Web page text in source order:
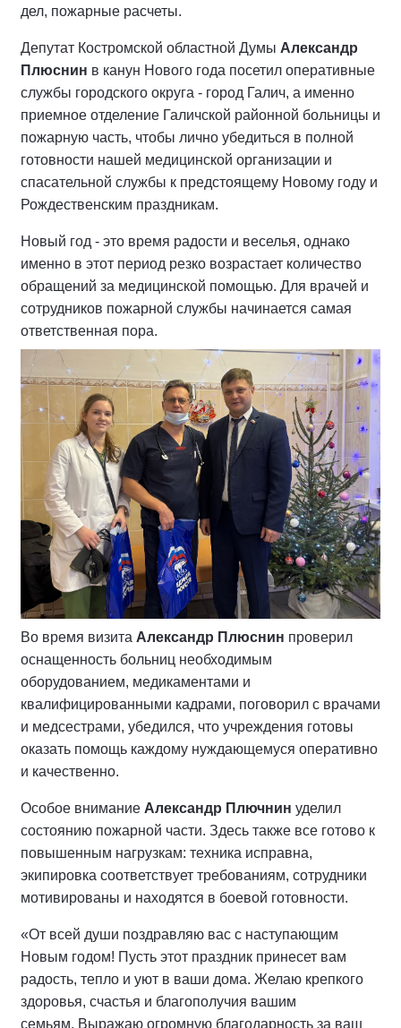
дел, пожарные расчеты.
Депутат Костромской областной Думы Александр
Плюснин в канун Нового года посетил оперативные
службы городского округа - город Галич, а именно
приемное отделение Галичской районной больницы и
пожарную часть, чтобы лично убедиться в полной
готовности нашей медицинской организации и
спасательной службы к предстоящему Новому году и
Рождественским праздникам.
Новый год - это время радости и веселья, однако
именно в этот период резко возрастает количество
обращений за медицинской помощью. Для врачей и
сотрудников пожарной службы начинается самая
ответственная пора.
Во время визита Александр Плюснин проверил
оснащенность больниц необходимым
оборудованием, медикаментами и
квалифицированными кадрами, поговорил с врачами
и медсестрами, убедился, что учреждения готовы
оказать помощь каждому нуждающемуся оперативно
и качественно.
Особое внимание Александр Плючнин уделил
состоянию пожарной части. Здесь также все готово к
повышенным нагрузкам: техника исправна,
экипировка соответствует требованиям, сотрудники
мотивированы и находятся в боевой готовности.
«От всей души поздравляю вас с наступающим
Новым годом! Пусть этот праздник принесет вам
радость, тепло и уют в ваши дома. Желаю крепкого
здоровья, счастья и благополучия вашим
семьям. Выражаю огромную благодарность за ваш